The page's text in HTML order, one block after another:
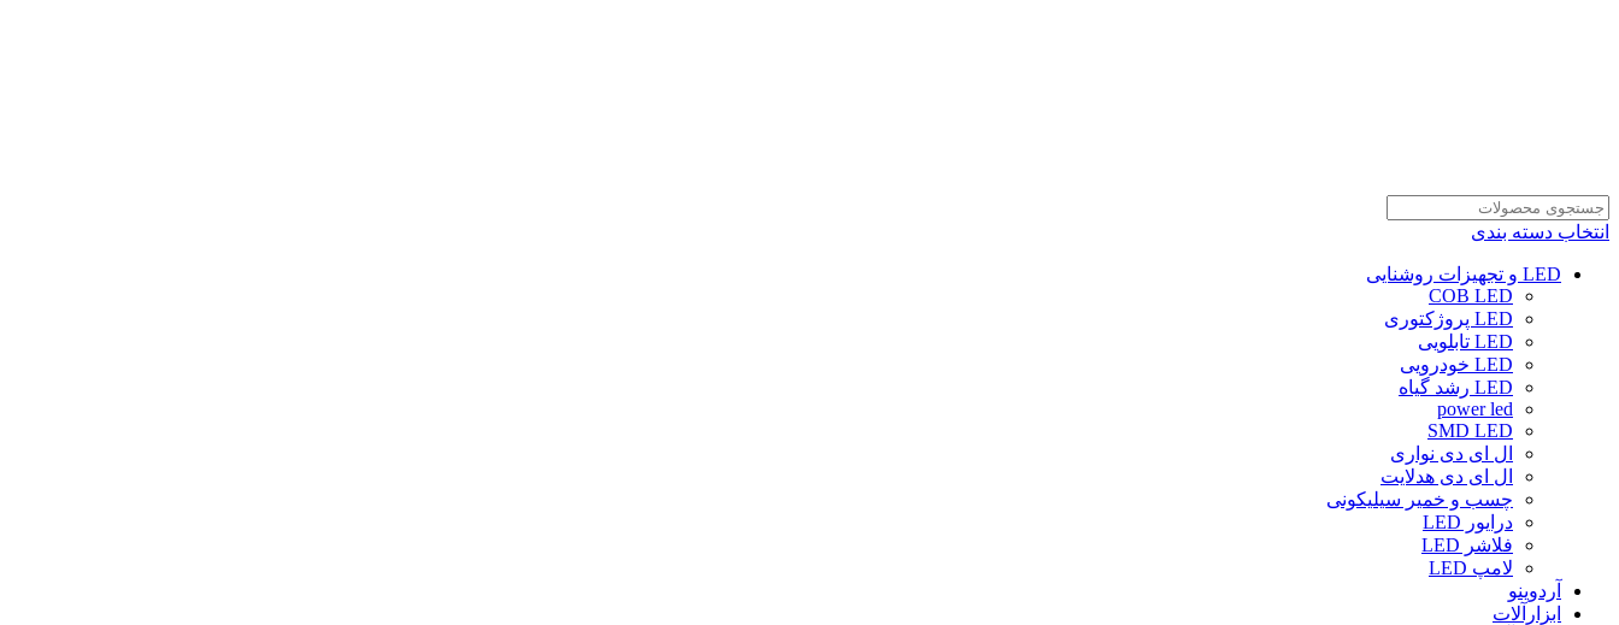
انتخاب دسته بندی
LED و تجهیزات روشنایی
COB LED
LED پروژکتوری
LED تابلویی
LED خودرویی
LED رشد گیاه
power led
SMD LED
ال ای دی نواری
ال ای دی هدلایت
چسب و خمیر سیلیکونی
درایور LED
فلاشر LED
لامپ LED
آردوینو
ابزارآلات